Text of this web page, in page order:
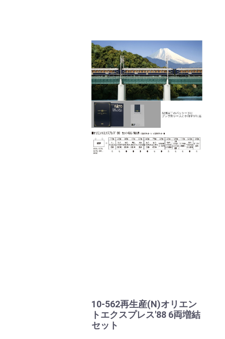
10-562再生産(N)オリエン
トエクスプレス'88 6両増結
セット